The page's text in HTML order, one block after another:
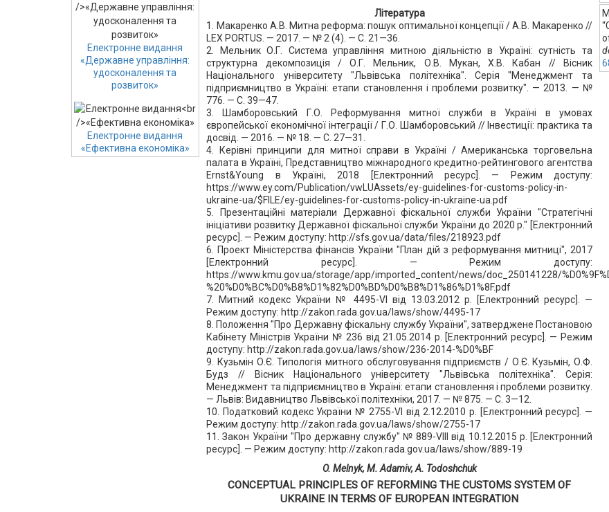
Електронне видання
«Державне управління:
удосконалення та
розвиток»
Електронне видання
«Ефективна економіка»
Література
1. Макаренко А.В. Митна реформа: пошук оптимальної концепції / А.В. Макаренко //
LEX PORTUS. — 2017. — № 2 (4). — С. 21—36.
2. Мельник О.Г. Система управління митною діяльністю в Україні: сутність та
структурна декомпозиція / О.Г. Мельник, О.В. Мукан, Х.В. Кабан // Вісник
Національного університету "Львівська політехніка". Серія "Менеджмент та
підприємництво в Україні: етапи становлення і проблеми розвитку". — 2013. — №
776. — С. 39—47.
3. Шамборовський Г.О. Реформування митної служби в Україні в умовах
європейської економічної інтеграції / Г.О. Шамборовський // Інвестиції: практика та
досвід. — 2016. — № 18. — С. 27—31.
4. Керівні принципи для митної справи в Україні / Американська торговельна
палата в Україні, Представництво міжнародного кредитно-рейтингового агентства
Ernst&Young в Україні, 2018 [Електронний ресурс]. — Режим доступу:
https://www.ey.com/Publication/vwLUAssets/ey-guidelines-for-customs-policy-in-
ukraine-ua/$FILE/ey-guidelines-for-customs-policy-in-ukraine-ua.pdf
5. Презентаційні матеріали Державної фіскальної служби України "Стратегічні
ініціативи розвитку Державної фіскальної служби України до 2020 р." [Електронний
ресурс]. — Режим доступу: http://sfs.gov.ua/data/files/218923.pdf
6. Проект Міністерства фінансів України "План дій з реформування митниці", 2017
[Електронний ресурс]. — Режим доступу:
https://www.kmu.gov.ua/storage/app/imported_content/news/doc_250141228/
%20%D0%BC%D0%B8%D1%82%D0%BD%D0%B8%D1%86%D1%8F.pdf
7. Митний кодекс України № 4495-VI від 13.03.2012 р. [Електронний ресурс]. —
Режим доступу: http://zakon.rada.gov.ua/laws/show/4495-17
8. Положення "Про Державну фіскальну службу України", затверджене Постановою
Кабінету Міністрів України № 236 від 21.05.2014 р. [Електронний ресурс]. — Режим
доступу: http://zakon.rada.gov.ua/laws/show/236-2014-%D0%BF
9. Кузьмін О.Є. Типологія митного обслуговування підприємств / О.Є. Кузьмін, О.Ф.
Будз // Вісник Національного університету "Львівська політехніка". Серія:
Менеджмент та підприємництво в Україні: етапи становлення і проблеми розвитку.
— Львів: Видавництво Львівської політехніки, 2017. — № 875. — С. 3—12.
10. Податковий кодекс України № 2755-VI від 2.12.2010 р. [Електронний ресурс]. —
Режим доступу: http://zakon.rada.gov.ua/laws/show/2755-17
11. Закон України "Про державну службу" № 889-VIII від 10.12.2015 р. [Електронний
ресурс]. — Режим доступу: http://zakon.rada.gov.ua/laws/show/889-19
O. Melnyk, M. Adamiv, A. Todoshchuk
CONCEPTUAL PRINCIPLES OF REFORMING THE СUSTOMS SYSTEM OF
UKRAINE IN TERMS OF EUROPEAN INTEGRATION